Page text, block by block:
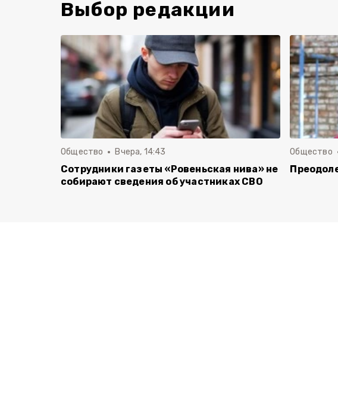
Выбор редакции
Общество Вчера, 14:43
Сотрудники газеты «Ровеньская нива» не
собирают сведения об участниках СВО
Общество